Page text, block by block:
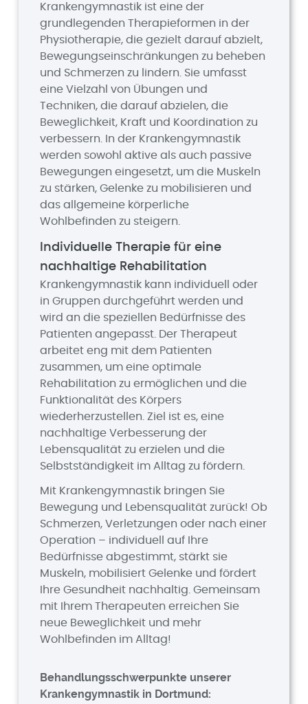
Krankengymnastik ist eine der
grundlegenden Therapieformen in der
Physiotherapie, die gezielt darauf abzielt,
Bewegungseinschränkungen zu beheben
und Schmerzen zu lindern. Sie umfasst
eine Vielzahl von Übungen und
Techniken, die darauf abzielen, die
Beweglichkeit, Kraft und Koordination zu
verbessern. In der Krankengymnastik
werden sowohl aktive als auch passive
Bewegungen eingesetzt, um die Muskeln
zu stärken, Gelenke zu mobilisieren und
das allgemeine körperliche
Wohlbefinden zu steigern.
Individuelle Therapie für eine
nachhaltige Rehabilitation
Krankengymnastik kann individuell oder
in Gruppen durchgeführt werden und
wird an die speziellen Bedürfnisse des
Patienten angepasst. Der Therapeut
arbeitet eng mit dem Patienten
zusammen, um eine optimale
Rehabilitation zu ermöglichen und die
Funktionalität des Körpers
wiederherzustellen. Ziel ist es, eine
nachhaltige Verbesserung der
Lebensqualität zu erzielen und die
Selbstständigkeit im Alltag zu fördern.
Mit Krankengymnastik bringen Sie
Bewegung und Lebensqualität zurück! Ob
Schmerzen, Verletzungen oder nach einer
Operation – individuell auf Ihre
Bedürfnisse abgestimmt, stärkt sie
Muskeln, mobilisiert Gelenke und fördert
Ihre Gesundheit nachhaltig. Gemeinsam
mit Ihrem Therapeuten erreichen Sie
neue Beweglichkeit und mehr
Wohlbefinden im Alltag!
Behandlungsschwerpunkte unserer
Krankengymnastik in Dortmund: